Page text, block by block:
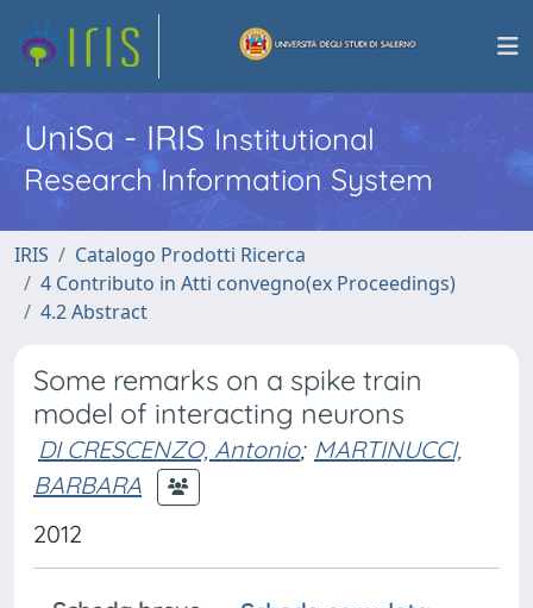
UniSa - IRISInstitutional
Research Information System
IRIS
Catalogo Prodotti Ricerca
4 Contributo in Atti convegno(ex Proceedings)
4.2 Abstract
Some remarks on a spike train
model of interacting neurons
DI CRESCENZO, Antonio; MARTINUCCI,
BARBARA
2012